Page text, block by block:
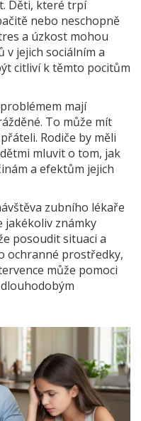
Děti, které trpí
nebo neschopně
a úzkost mohou
v jejich sociálním a
citliví k těmto pocitům
mají
To může mít
Rodiče by měli
mluvit o tom, jak
a efektům jejich
zubního lékaře
jakékoliv známky
posoudit situaci a
ochranné prostředky,
může pomoci